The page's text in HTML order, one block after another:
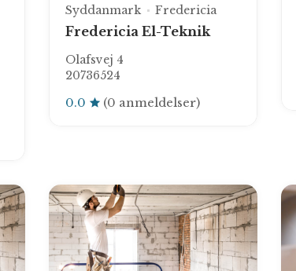
Syddanmark Fredericia
Fredericia El-Teknik
Olafsvej 4
20736524
0.0 (0 anmeldelser)